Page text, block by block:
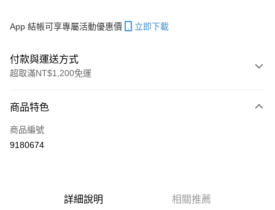
App 結帳可享專屬活動優惠價 立即下載
付款與運送方式
超取滿NT$1,200免運
信用卡一次付款
信用卡分期付款
上海商業儲蓄銀行
台北富邦商業銀行
商品特色
商品編號
9180674
詳細說明 相關推薦